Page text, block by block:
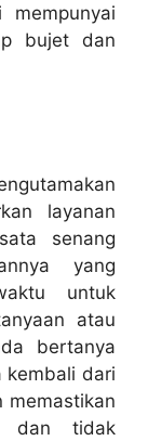
bujet dan
layanan
senang
yang
untuk
atau
bertanya
kembali dari
memastikan
dan tidak